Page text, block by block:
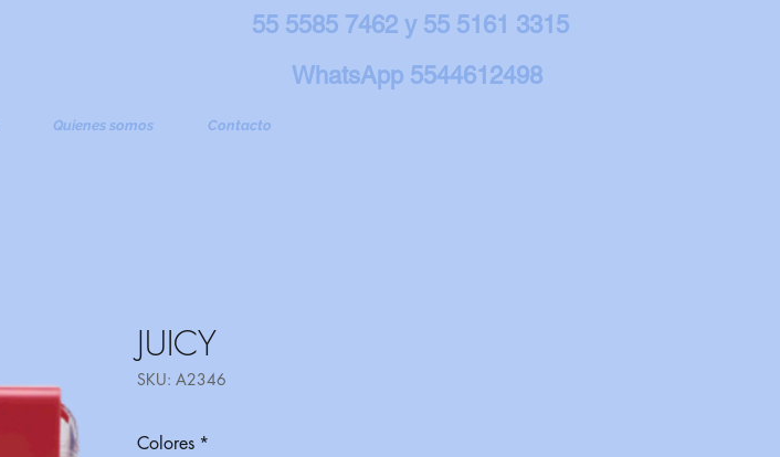
55 5585 7462 y 55 5161 3315
WhatsApp 5544612498
Quienes somos Contacto
JUICY
SKU: A2346
Colores *